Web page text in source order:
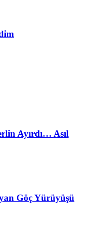
Ayırdı… Asıl
Göç Yürüyüşü